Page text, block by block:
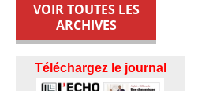
VOIR TOUTES LES
ARCHIVES